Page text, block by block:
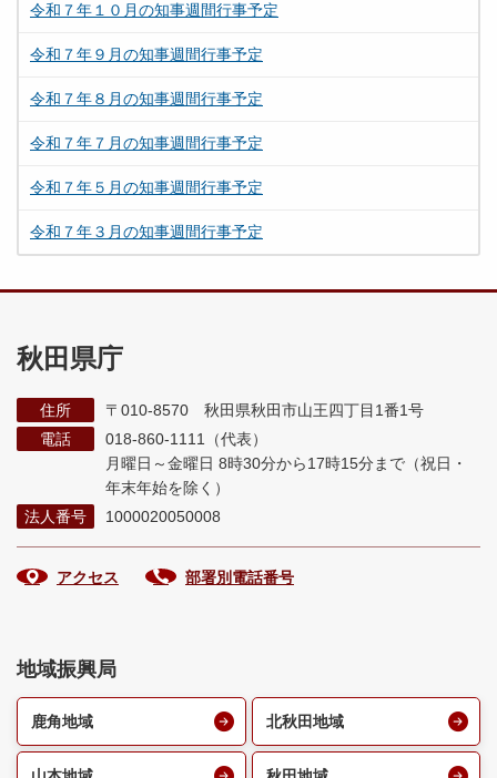
令和７年１０月の知事週間行事予定
令和７年９月の知事週間行事予定
令和７年８月の知事週間行事予定
令和７年７月の知事週間行事予定
令和７年５月の知事週間行事予定
令和７年３月の知事週間行事予定
秋田県庁
住所
〒010-8570 秋田県秋田市山王四丁目1番1号
電話
018-860-1111（代表）
月曜日～金曜日 8時30分から17時15分まで （祝日・
年末年始を除く）
法人番号
1000020050008
アクセス 部署別電話番号
地域振興局
鹿角地域 北秋田地域